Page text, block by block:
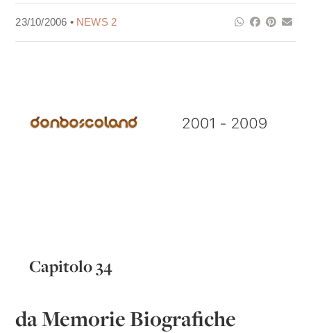
23/10/2006 • NEWS 2
Capitolo 34
da Memorie Biografiche